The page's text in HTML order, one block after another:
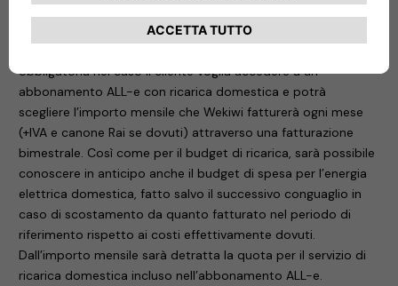
Grazie alla partnership tra Free2move eSolutions e Wekiwi, si
avrà accesso a un’offerta per l’energia di casa collegata
obbligatoria nel caso il cliente voglia accedere a un
abbonamento ALL-e con ricarica domestica e potrà
scegliere l’importo mensile che Wekiwi fatturerà ogni mese
(+IVA e canone Rai se dovuti) attraverso una fatturazione
bimestrale. Così come per il budget di ricarica, sarà possibile
conoscere in anticipo anche il budget di spesa per l’energia
elettrica domestica, fatto salvo il successivo conguaglio in
caso di scostamento da quanto fatturato nel periodo di
riferimento rispetto ai costi effettivamente dovuti.
Dall’importo mensile sarà detratta la quota per il servizio di
ricarica domestica incluso nell’abbonamento ALL-e.